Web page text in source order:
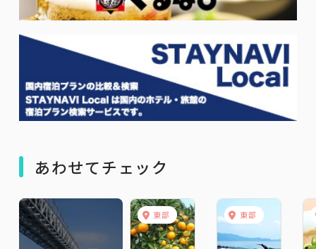
あわせてチェック
東部 東部